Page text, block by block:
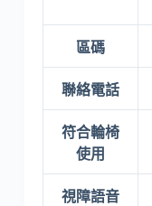
區碼
聯絡電話
符合輪椅
使用
視障語音